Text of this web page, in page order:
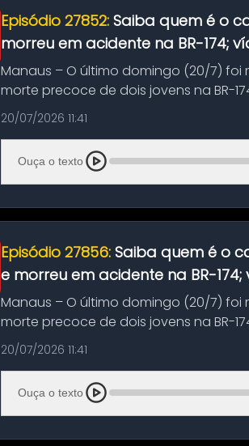
Episódio 27852: Saiba quem é o
morreu em acidente na BR-174;
Manaus – O último domingo (20/7)
morte precoce de dois jovens na BR-
típico café regio...
20/07/2026 11:41
Ouça o texto
Episódio 27856: Saiba quem é o
e morreu em acidente na BR-174;
Manaus – O último domingo (20/7)
morte precoce de dois jovens na BR-
típico café regio...
20/07/2026 11:41
Ouça o texto